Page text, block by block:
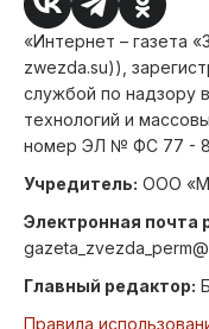
«Интернет – газета
zwezda.su)),
службой по надзору
технологий и
номер ЭЛ № ФС 77 -
Учредитель: ООО
Электронная почта
Главный редактор:
Правила